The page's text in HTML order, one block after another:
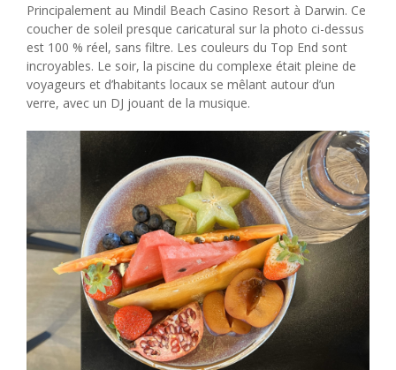
Principalement au Mindil Beach Casino Resort à Darwin. Ce
coucher de soleil presque caricatural sur la photo ci-dessus
est 100 % réel, sans filtre. Les couleurs du Top End sont
incroyables. Le soir, la piscine du complexe était pleine de
voyageurs et d’habitants locaux se mêlant autour d’un
verre, avec un DJ jouant de la musique.